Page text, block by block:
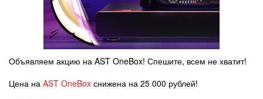
Объявляем акцию на AST OneBox! Спешите, всем не хватит!
Цена на AST OneBox снижена на 25 000 рублей!